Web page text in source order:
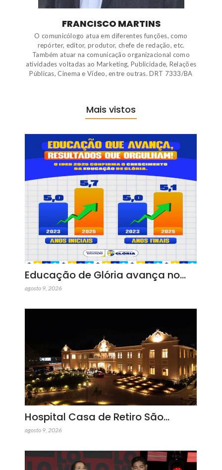
FRANCISCO MARTINS
O comunicólogo atua em diferentes funções, como
repórter, editor, produtor, chefe de redação, etc.
Também atuar na comunicação organizacional como
atividades voltadas ao Marketing, Publicidade, Relações
Públicas, Cinema e Vídeo, entre outras. DRT 7333/BA
Mais vistos
Educação de Glória avança no…
agosto 9, 2026
Hospital Casa de Retiro São…
agosto 9, 2026